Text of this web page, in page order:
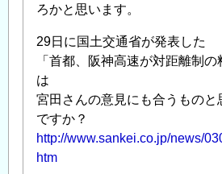
ろかと思います。
29日に国土交通省が発表した
「首都、阪神高速が対距離制の
は
宮田さんの意見にも合うものと
ですか？
http://www.sankei.co.jp/news/
htm